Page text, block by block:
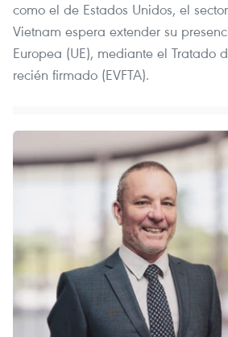
como el de Estados Unidos, el
Vietnam espera extender su
Europea (UE), mediante el Tratado
recién firmado (EVFTA).